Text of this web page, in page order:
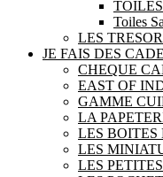
Toiles
LES
JE FAIS DES
CHEQUE
EAST OF
GAMME
LA
LES BOITES
LES
LES